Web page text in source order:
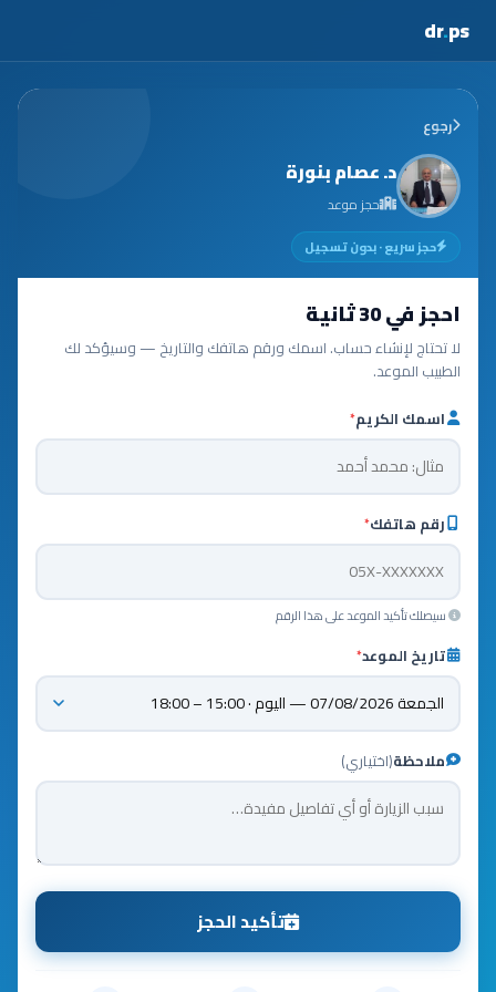
dr.ps
رجوع
د. عصام بنورة
حجز موعد
حجز سريع · بدون تسجيل
احجز في 30 ثانية
لا تحتاج لإنشاء حساب. اسمك ورقم هاتفك والتاريخ — وسيؤكد لك
الطبيب الموعد.
اسمك الكريم*
رقم هاتفك*
سيصلك تأكيد الموعد على هذا الرقم
تاريخ الموعد*
ملاحظة(اختياري)
تأكيد الحجز